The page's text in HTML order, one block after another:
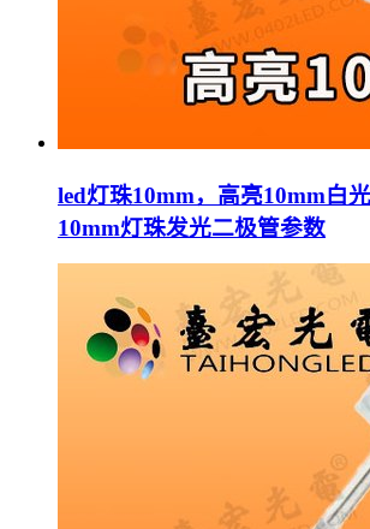
led灯珠10mm，高亮10mm白光
10mm灯珠发光二极管参数